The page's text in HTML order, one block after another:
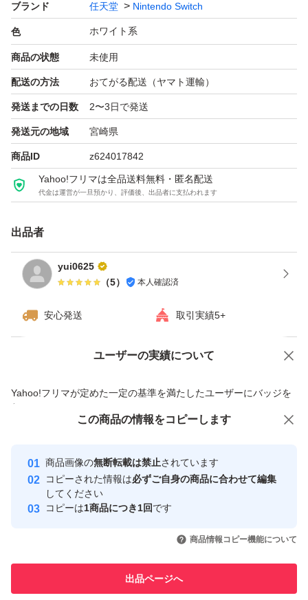
ブランド 任天堂 Nintendo Switch
色 ホワイト系
商品の状態 未使用
配送の方法 おてがる配送（ヤマト運輸）
発送までの日数 2〜3日で発送
発送元の地域 宮崎県
商品ID z624017842
Yahoo!フリマは全品送料無料・匿名配送
代金は運営が一旦預かり、評価後、出品者に支払われます
出品者
yui0625
（5） 本人確認済
安心発送 取引実績5+
ユーザーの実績について
Yahoo!フリマが定めた一定の基準を満たしたユーザーにバッジを
付与しています
安心取引出品者
心・安全なユーザーです
取引実績
引を完了させた実績があります
での取引実績があります
価格の相談 商品への質問
この商品の情報をコピーします
商品画像の無断転載は禁止されています
コピーされた情報は必ずご自身の商品に合わせて編集
してください
コピーは1商品につき1回です
商品情報コピー機能について
出品ページへ
この商品をみている人にオススメ